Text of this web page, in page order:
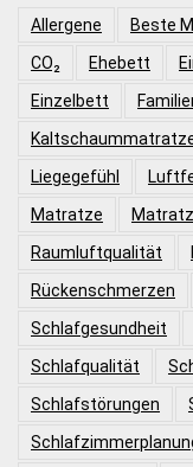
Allergene Beste
CO₂
Ehebett
Einzelbett
Liegegefühl
Matratze
Raumluftqualität
Rückenschmerzen
Schlafgesundheit
Schlafqualität
Schlafstörungen